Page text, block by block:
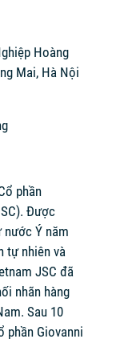
Hoàng
Mai, Hà Nội
phần
Được
Ý năm
tự nhiên và
JSC đã
nhãn hàng
Sau 10
phần Giovanni